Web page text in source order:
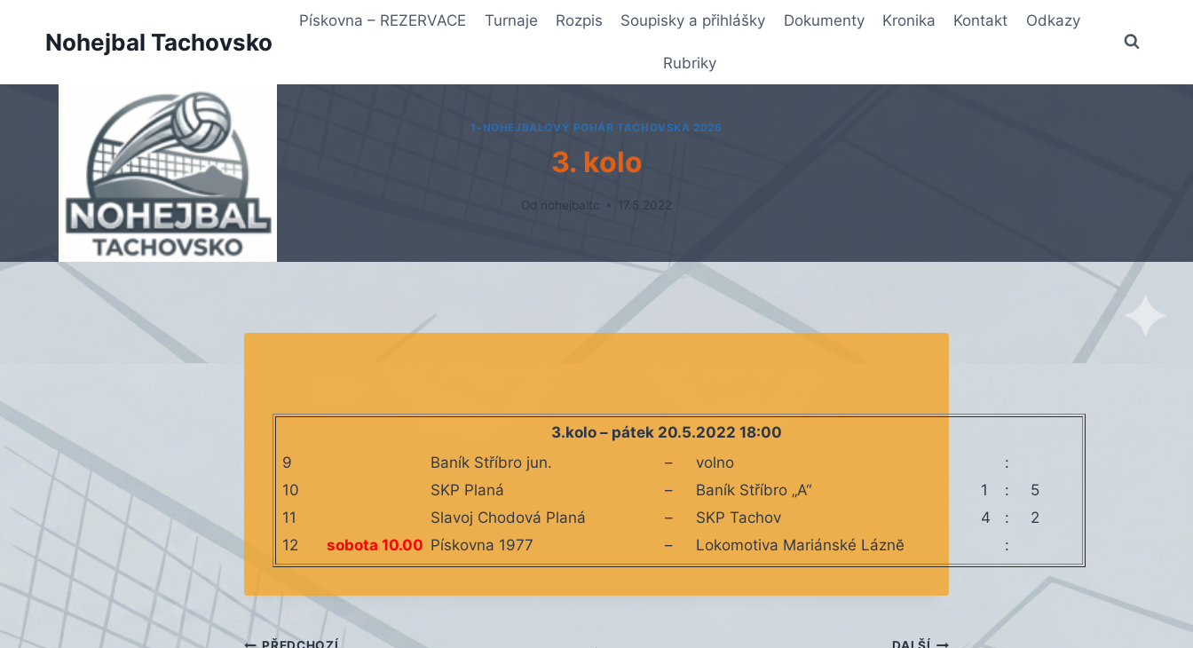
Nohejbal Tachovsko
Pískovna – REZERVACE Turnaje Rozpis Soupisky a přihlášky Dokumenty Kronika Kontakt Odkazy
Rubriky
1-NOHEJBALOVÝ POHÁR TACHOVSKA 2026
3. kolo
Od nohejbaltc 17.5.2022
3.kolo – pátek 20.5.2022 18:00
9
Baník Stříbro jun. – volno
:
10
SKP Planá – Baník Stříbro „A“ 1 :
5
11
Slavoj Chodová Planá – SKP Tachov 4 :
2
12
sobota 10.00 Pískovna 1977 – Lokomotiva Mariánské Láznĕ :